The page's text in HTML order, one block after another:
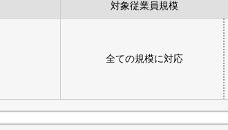
対象従業員規模
全ての規模に対応